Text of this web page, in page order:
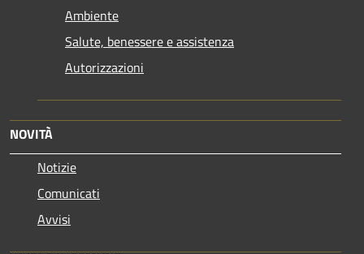
Ambiente
Salute, benessere e assistenza
Autorizzazioni
NOVITÀ
Notizie
Comunicati
Avvisi